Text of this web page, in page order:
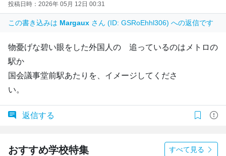
投稿日時：2026年 05月 12日 00:31
この書き込みは Margaux さん (ID: GSRoEhhl306) への返信です
物憂げな碧い眼をした外国人の 追っているのはメトロの
駅か
国会議事堂前駅あたりを、イメージしてくださ
い。
返信する
おすすめ学校特集 すべて見る